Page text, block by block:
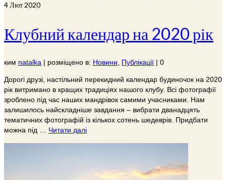
4Лют 2020
Клубний календар на 2020 рік
ким natalka | розміщено в: Новини, Публікації | 0
Дорогі друзі, настільний перекидний календар будиночок на 2020
рік витримано в кращих традиціях нашого клубу. Всі фотографії
зроблено під час наших мандрівок самими учасниками. Нам
залишилось найскладніше завдання – вибрати дванадцять
тематичних фотографій із кількох сотень шедеврів. Придбати
можна під … Читати далі